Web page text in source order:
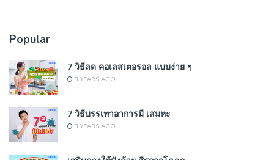
Popular
7 วิธีลด คอเลสเตอรอล แบบง่าย ๆ
3 YEARS AGO
7 วิธีบรรเทาอาการมี เสมหะ
3 YEARS AGO